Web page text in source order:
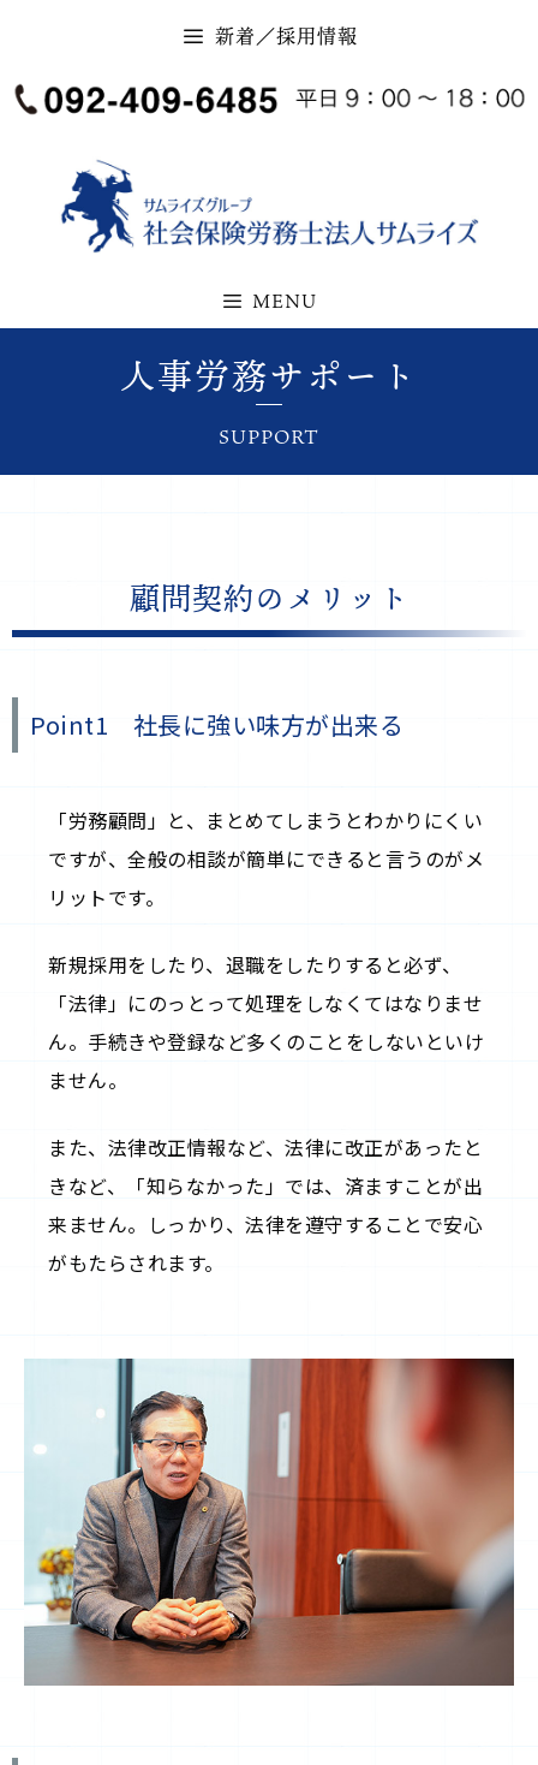
新着／採用情報
MENU
人事労務サポート
SUPPORT
顧問契約のメリット
Point1 社長に強い味方が出来る
「労務顧問」と、まとめてしまうとわかりにくい
ですが、全般の相談が簡単にできると言うのがメ
リットです。
新規採用をしたり、退職をしたりすると必ず、
「法律」にのっとって処理をしなくてはなりませ
ん。手続きや登録など多くのことをしないといけ
ません。
また、法律改正情報など、法律に改正があったと
きなど、「知らなかった」では、済ますことが出
来ません。しっかり、法律を遵守することで安心
がもたらされます。